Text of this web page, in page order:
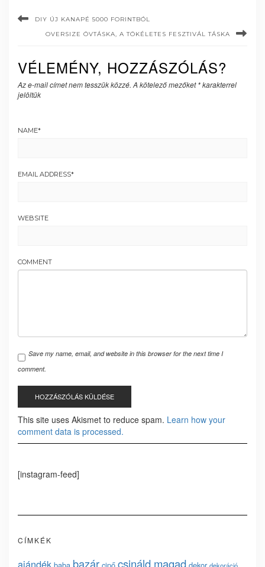
DIY ÚJ KANAPÉ 5000 FORINTBÓL
OVERSIZE ÖVTÁSKA, A TÖKÉLETES FESZTIVÁL TÁSKA
VÉLEMÉNY, HOZZÁSZÓLÁS?
Az e-mail címet nem tesszük közzé. A kötelező mezőket*karakterrel
jelöltük
NAME*
EMAIL ADDRESS*
WEBSITE
COMMENT
Save my name, email, and website in this browser for the next time I
comment.
This site uses Akismet to reduce spam. Learn how your
comment data is processed.
[instagram-feed]
CÍMKÉK
ajándék bazár csináld magad